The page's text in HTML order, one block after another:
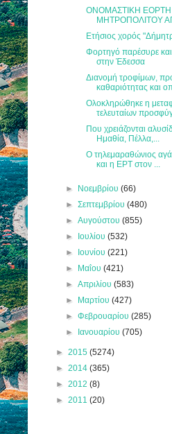
ΟΝΟΜΑΣΤΙΚΗ
ΜΗΤΡΟΠΟΛΙΤΟΥ
Ετήσιος χορός
Φορτηγό παρέσυρε
στην Έδεσσα
Διανομή τροφίμων,
καθαριότητας και
Ολοκληρώθηκε η
τελευταίων
Που χρειάζονται
Ημαθία, Πέλλα,...
Ο τηλεμαραθώνιος
και η ΕΡΤ στον ...
► Νοεμβρίου(66)
►Σεπτεμβρίου(480)
►Αυγούστου(855)
► Ιουλίου(532)
► Ιουνίου(221)
► Μαΐου(421)
►Απριλίου(583)
► Μαρτίου(427)
►Φεβρουαρίου(285)
► Ιανουαρίου(705)
► 2015 (5274)
► 2014 (365)
► 2012 (8)
► 2011 (20)